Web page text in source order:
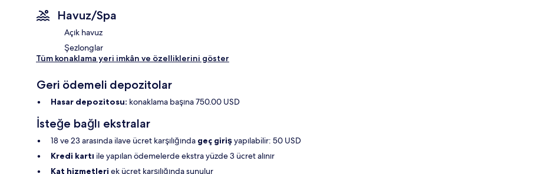
Havuz/Spa
Açık havuz
Şezlonglar
Tüm konaklama yeri imkân ve özelliklerini göster
Geri ödemeli depozitolar
Hasar depozitosu: konaklama başına 750.00 USD
İsteğe bağlı ekstralar
18 ve 23 arasında ilave ücret karşılığında geç girişyapılabilir: 50 USD
Kredi kartı ile yapılan ödemelerde ekstra yüzde 3 ücret alınır
Kat hizmetleri ek ücret karşılığında sunulur